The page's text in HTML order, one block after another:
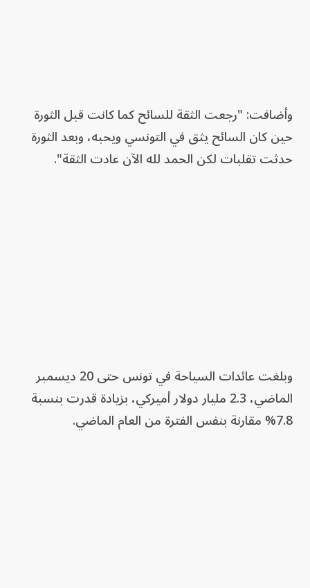
وأضافت: "رجعت الثقة للسائح كما كانت قبل الثورة
حين كان السائح يثق في التونسي ويحبه، وبعد الثورة
حدثت تقلبات لكن الحمد لله الآن عادت الثقة".
وبلغت عائدات السياحة في تونس حتى 20 ديسمبر
الماضي، 2.3 مليار دولار أميركي، بزيادة قدرت بنسبة
7.8% مقارنة بنفس الفترة من العام الماضي.